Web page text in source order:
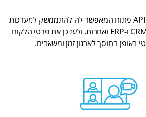
PB Digital מספקת API פתוח המאפשר לה להתממשק למערכות
הליבה הארגוניות – CRM ו-ERP ואחרות, ולעדכן את פרטי הלקוח
באופן החוסך לארגון זמן ומשאבים.